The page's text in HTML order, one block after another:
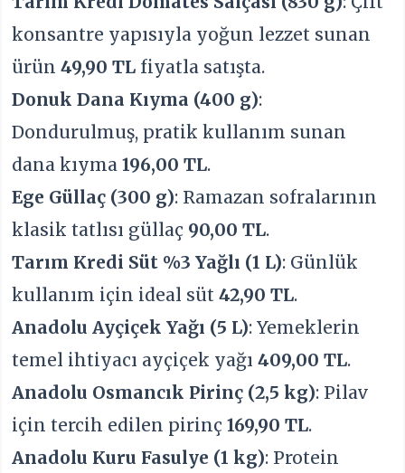
konsantre yapısıyla yoğun lezzet sunan
ürün49,90 TL fiyatla satışta.
Donuk Dana Kıyma (400 g):
Dondurulmuş, pratik kullanım sunan
dana kıyma196,00 TL.
Ege Güllaç (300 g): Ramazan sofralarının
klasik tatlısı güllaç 90,00 TL.
Tarım Kredi Süt %3 Yağlı (1 L): Günlük
kullanım için ideal süt42,90 TL.
Anadolu Ayçiçek Yağı (5 L): Yemeklerin
temel ihtiyacı ayçiçek yağı409,00 TL.
Anadolu Osmancık Pirinç (2,5 kg): Pilav
için tercih edilen pirinç169,90 TL.
Anadolu Kuru Fasulye (1 kg): Protein